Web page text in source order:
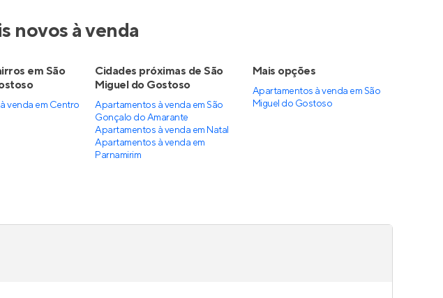
novos à venda
em São
venda em Centro
Cidades próximas de São
Miguel do Gostoso
Apartamentos à venda em São
Gonçalo do Amarante
Apartamentos à venda em Natal
Apartamentos à venda em
Parnamirim
Mais opções
Apartamentos à venda em São
Miguel do Gostoso